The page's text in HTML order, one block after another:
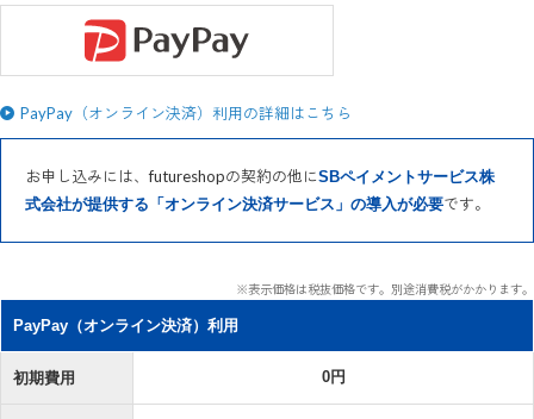
PayPay（オンライン決済）利用の詳細はこちら
お申し込みには、futureshopの契約の他にSBペイメントサービス株
式会社が提供する「オンライン決済サービス」の導入が必要です。
※表示価格は税抜価格です。別途消費税がかかります。
PayPay（オンライン決済）利用
初期費用 0円